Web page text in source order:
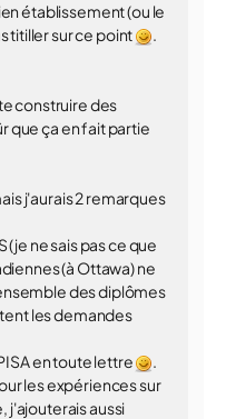
établissement (ou le
titiller sur ce point
.
construire des
que ça en fait partie
j'aurais 2 remarques
(je ne sais pas ce que
(à Ottawa) ne
des diplômes
les demandes
en toute lettre
.
les expériences sur
j'ajouterais aussi